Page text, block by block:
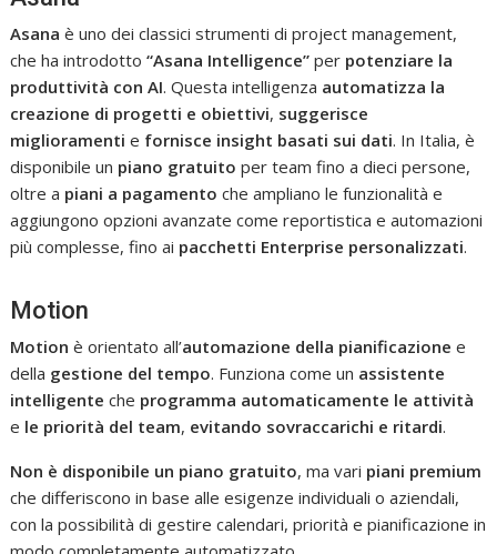
Asana è uno dei classici strumenti di project management,
che ha introdotto“Asana Intelligence” per potenziare la
produttività con AI. Questa intelligenza automatizza la
creazione di progetti e obiettivi, suggerisce
miglioramenti e fornisce insight basati sui dati. In Italia, è
disponibile un piano gratuitoper team fino a dieci persone,
oltre a piani a pagamento che ampliano le funzionalità e
aggiungono opzioni avanzate come reportistica e automazioni
più complesse, fino ai pacchetti Enterprise personalizzati.
Motion
Motion è orientato all’automazione della pianificazione e
della gestione del tempo. Funziona come un assistente
intelligente che programma automaticamente le attività
e le priorità del team, evitando sovraccarichi e ritardi.
Non è disponibile un piano gratuito, ma vari piani premium
che differiscono in base alle esigenze individuali o aziendali,
con la possibilità di gestire calendari, priorità e pianificazione in